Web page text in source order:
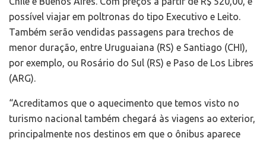
possível viajar em poltronas do tipo Executivo e Leito.
Também serão vendidas passagens para trechos de
menor duração, entre Uruguaiana (RS) e Santiago (CHI),
por exemplo, ou Rosário do Sul (RS) e Paso de Los Libres
(ARG).
“Acreditamos que o aquecimento que temos visto no
turismo nacional também chegará às viagens ao exterior,
principalmente nos destinos em que o ônibus aparece